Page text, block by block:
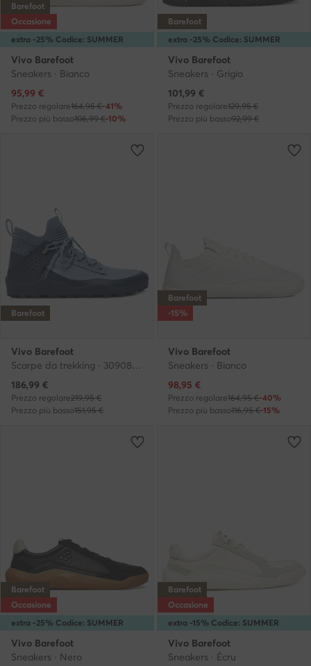
extra -25% Codice: SUMMER
Barefoot
Occasione
Vivo Barefoot
Sneakers · Bianco
Prezzo attuale
95,99 €
Prezzo regolare164,95 €-41%
Prezzo più basso106,99 €-10%
extra -25% Codice: SUMMER
Barefoot
Vivo Barefoot
Sneakers · Grigio
Prezzo attuale
101,99 €
Prezzo regolare129,95 €
Prezzo più basso92,99 €
Barefoot
Vivo Barefoot
Scarpe da trekking · 309085 · Grigio
Prezzo attuale
186,99 €
Prezzo regolare219,95 €
Prezzo più basso151,95 €
Barefoot
-15%
Vivo Barefoot
Sneakers · Bianco
Prezzo attuale
98,95 €
Prezzo regolare164,95 €-40%
Prezzo più basso116,95 €-15%
extra -25% Codice: SUMMER
Barefoot
Occasione
Vivo Barefoot
Sneakers · Nero
extra -15% Codice: SUMMER
Barefoot
Occasione
Vivo Barefoot
Sneakers · Écru